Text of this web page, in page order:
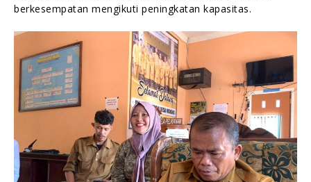
berkesempatan mengikuti peningkatan kapasitas.